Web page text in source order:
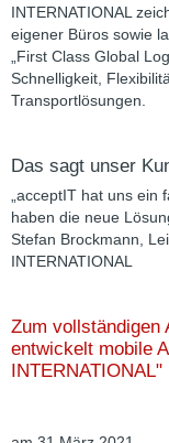
INTERNATIONAL
eigener Büros sowie
„First Class Global
Schnelligkeit,
Transportlösungen.
Das sagt unser
„acceptIT hat uns
haben die neue
Stefan Brockmann,
INTERNATIONAL
Zum vollständigen
entwickelt mobile